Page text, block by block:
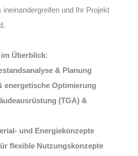
ineinandergreifen und Ihr Projekt
Überblick:
& Planung
energetische Optimierung
(TGA) &
und Energiekonzepte
flexible Nutzungskonzepte